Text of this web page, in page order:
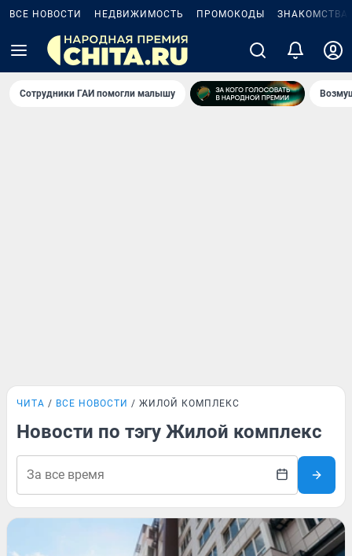
ВСЕ НОВОСТИ НЕДВИЖИМОСТЬ ПРОМОКОДЫ ЗНАКОМСТВА
Сотрудники ГАИ помогли малышу
ЧИТА ВСЕ НОВОСТИ ЖИЛОЙ КОМПЛЕКС
Новости по тэгу Жилой комплекс